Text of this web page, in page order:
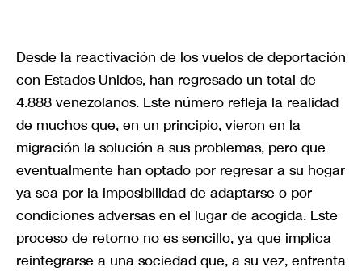
Desde la reactivación de los vuelos de deportación
con Estados Unidos, han regresado un total de
4.888 venezolanos. Este número refleja la realidad
de muchos que, en un principio, vieron en la
migración la solución a sus problemas, pero que
eventualmente han optado por regresar a su hogar
ya sea por la imposibilidad de adaptarse o por
condiciones adversas en el lugar de acogida. Este
proceso de retorno no es sencillo, ya que implica
reintegrarse a una sociedad que, a su vez, enfrenta